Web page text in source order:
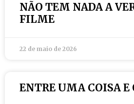
NÃO TEM NADA A
FILME
22 de maio de 2026
ENTRE UMA COISA E